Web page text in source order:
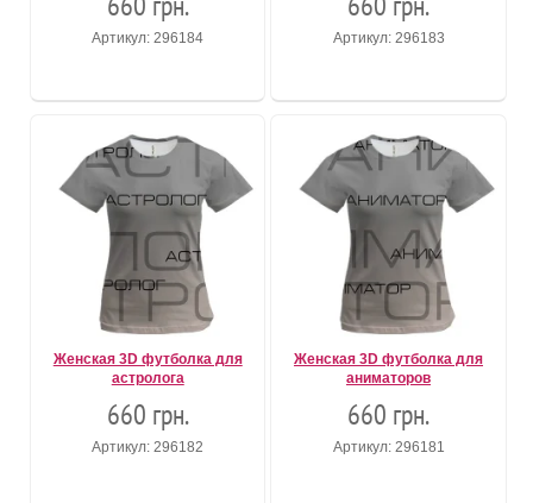
Артикул: 296184 Артикул: 296183
Женская 3D футболка для
астролога
660 грн.
Артикул: 296182
Женская 3D футболка для
аниматоров
660 грн.
Артикул: 296181